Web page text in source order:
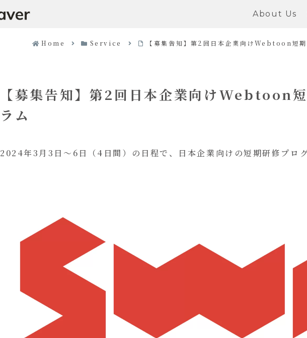
About Us
Home Service 【募集告知】第2回日本企業向けWebtoon短期
【募集告知】第2回日本企業向けWebtoon
ラム
2024年3月3日〜6日（4日間）の日程で、日本企業向けの短期研修プログ